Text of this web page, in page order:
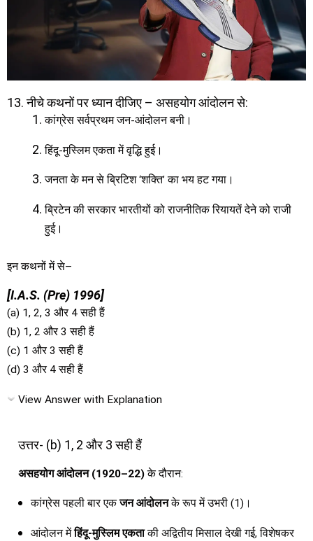
13. नीचे कथनों पर ध्यान दीजिए – असहयोग आंदोलन से:
कांग्रेस सर्वप्रथम जन-आंदोलन बनी।
हिंदू-मुस्लिम एकता में वृद्धि हुई।
जनता के मन से ब्रिटिश ‘शक्ति’ का भय हट गया।
ब्रिटेन की सरकार भारतीयों को राजनीतिक रियायतें देने को राजी
हुई।
इन कथनों में से–
[I.A.S. (Pre) 1996]
(a) 1, 2, 3 और 4 सही हैं
(b) 1, 2 और 3 सही हैं
(c) 1 और 3 सही हैं
(d) 3 और 4 सही हैं
View Answer with Explanation
उत्तर- (b) 1, 2 और 3 सही हैं
असहयोग आंदोलन (1920–22)के दौरान:
कांग्रेस पहली बार एकजन आंदोलनके रूप में उभरी (1)।
आंदोलन मेंहिंदू-मुस्लिम एकताकी अद्वितीय मिसाल देखी गई, विशेषकर